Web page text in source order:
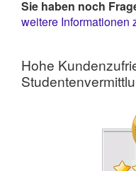
Sie haben noch
weitere Informationen
Hohe